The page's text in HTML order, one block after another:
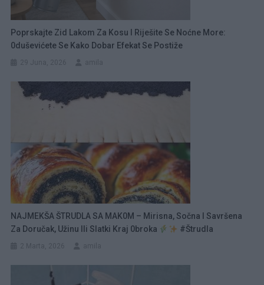
Poprskajte Zid Lakom Za Kosu I Riješite Se Noćne More:
0duševićete Se Kako Dobar Efekat Se Postiže
NAJMEKŠA ŠTRUDLA SA MAK0M – Mirisna, Sočna I Savršena
Za Doručak, Užinu Ili Slatki Kraj 0broka
#štrudla